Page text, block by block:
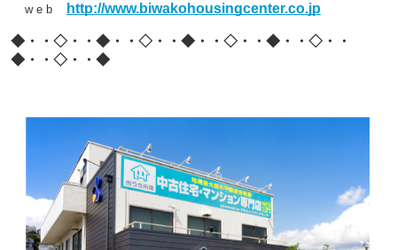
w e b http://www.biwakohousingcenter.co.jp
◆・・◇・・◆・・◇・・◆・・◇・・◆・・◇・・
◆・・◇・・◆